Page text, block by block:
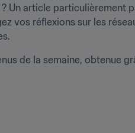
Un article
vos réflexions sur les
de la semaine, obtenue